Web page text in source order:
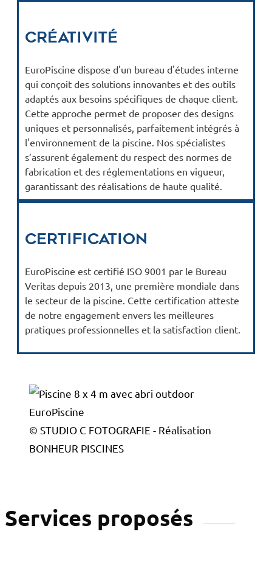
Créativité
EuroPiscine dispose d'un bureau d'études interne
qui conçoit des solutions innovantes et des outils
adaptés aux besoins spécifiques de chaque client.
Cette approche permet de proposer des designs
uniques et personnalisés, parfaitement intégrés à
l'environnement de la piscine. Nos spécialistes
s’assurent également du respect des normes de
fabrication et des réglementations en vigueur,
garantissant des réalisations de haute qualité.
Certification
EuroPiscine est certifié ISO 9001 par le Bureau
Veritas depuis 2013, une première mondiale dans
le secteur de la piscine. Cette certification atteste
de notre engagement envers les meilleures
pratiques professionnelles et la satisfaction client.
© STUDIO C FOTOGRAFIE - Réalisation
BONHEUR PISCINES
Services proposés